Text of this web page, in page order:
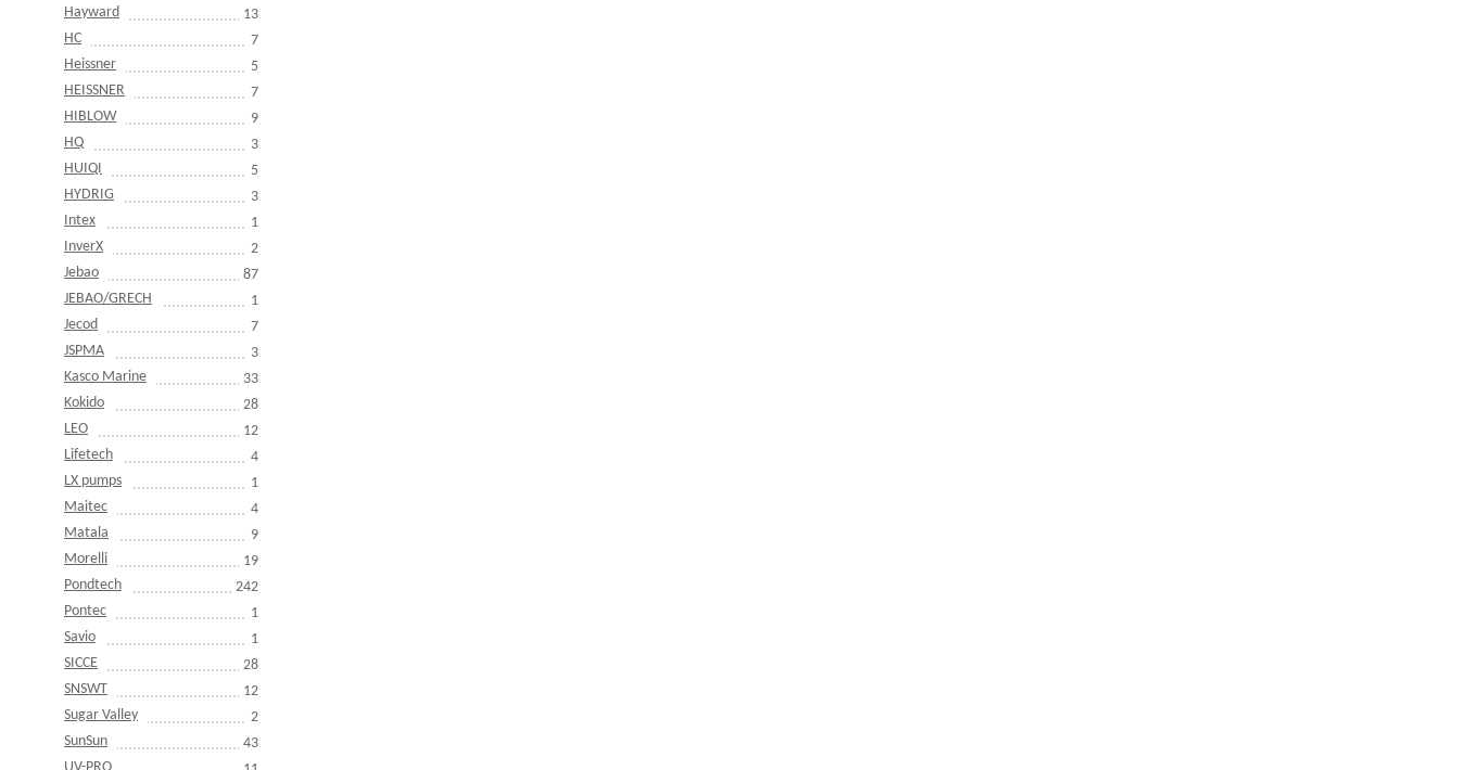
Hayward
13
HC
7
Heissner
5
HEISSNER
7
HIBLOW
9
HQ
3
HUIQI
5
HYDRIG
3
Intex
1
InverX
2
Jebao
87
JEBAO/GRECH
1
Jecod
7
JSPMA
3
Kasco Marine
33
Kokido
28
LEO
12
Lifetech
4
LX pumps
1
Maitec
4
Matala
9
Morelli
19
Pondtech
242
Pontec
1
Savio
1
SICCE
28
SNSWT
12
Sugar Valley
2
SunSun
43